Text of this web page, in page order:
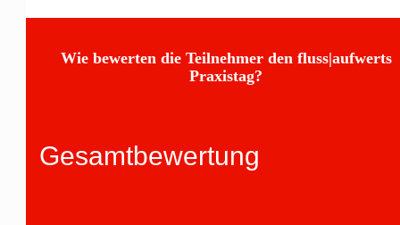
Wie bewerten die Teilnehmer den fluss|aufwerts
Praxistag?
Gesamtbewertung